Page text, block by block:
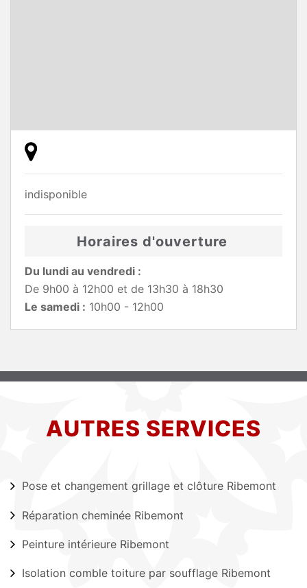
indisponible
Horaires d'ouverture
Du lundi au vendredi :
De 9h00 à 12h00 et de 13h30 à 18h30
Le samedi : 10h00 - 12h00
AUTRES SERVICES
Pose et changement grillage et clôture Ribemont
Réparation cheminée Ribemont
Peinture intérieure Ribemont
Isolation comble toiture par soufflage Ribemont